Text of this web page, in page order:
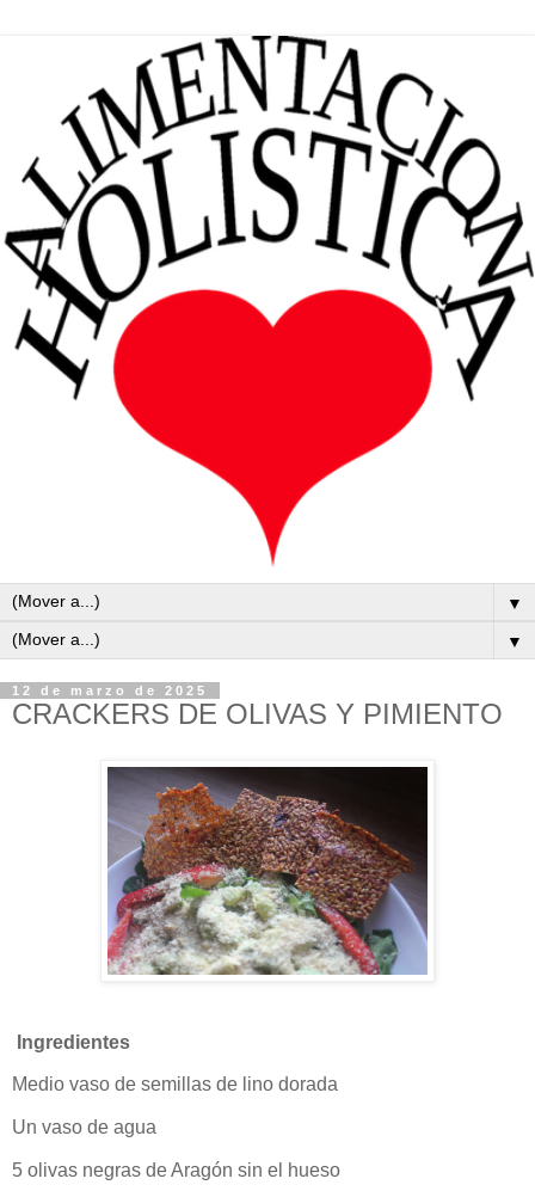
▼
▼
12 de marzo de 2025
CRACKERS DE OLIVAS Y PIMIENTO
Ingredientes
Medio vaso de semillas de lino dorada
Un vaso de agua
5 olivas negras de Aragón sin el hueso